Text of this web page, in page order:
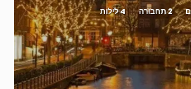
2 תחבורה 4 לילות